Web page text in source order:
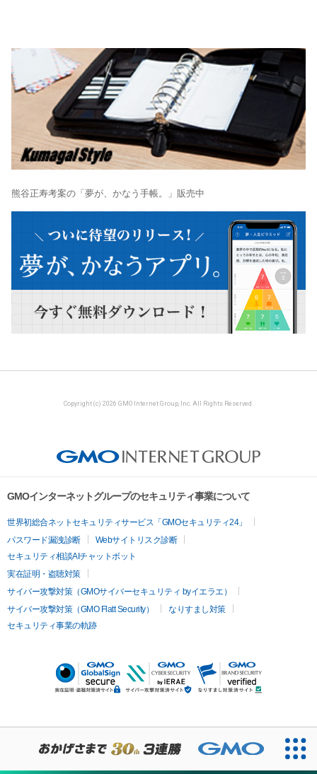
熊谷正寿考案の「夢が、かなう手帳。」販売中
Copyright (c) 2026 GMO Internet Group, Inc. All Rights Reserved.
GMOインターネットグループのセキュリティ事業について
世界初総合ネットセキュリティサービス「GMOセキュリティ24」
パスワード漏洩診断
Webサイトリスク診断
セキュリティ相談AIチャットボット
実在証明・盗聴対策
サイバー攻撃対策（GMOサイバーセキュリティ byイエラエ）
サイバー攻撃対策（GMO Flatt Security）
なりすまし対策
セキュリティ事業の軌跡